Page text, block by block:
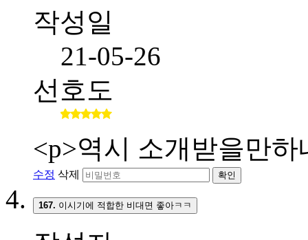
작성일
21-05-26
선호도
<p>역시 소개받을만하
수정 삭제 확인
167. 이시기에 적합한 비대면 좋아ㅋㅋ